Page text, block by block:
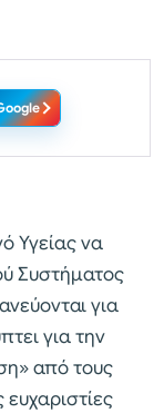
Υγείας να
Συστήματος
για
για την
από τους